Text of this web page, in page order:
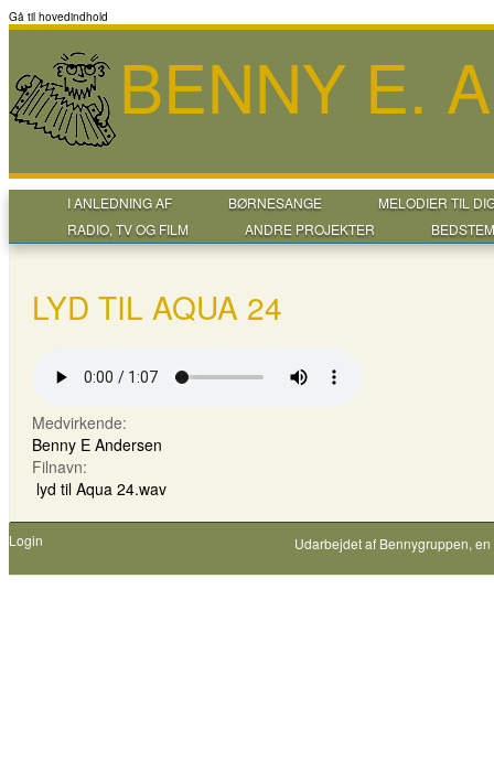
Gå til hovedindhold
BENNY E.
I ANLEDNING AF BØRNESANGE
MELODIER TIL
RADIO, TV OG FILM
ANDRE PROJEKTER
LYD TIL AQUA 24
Medvirkende:
Benny E Andersen
Filnavn:
lyd til Aqua 24.wav
Login Udarbejdet af Bennygruppen,